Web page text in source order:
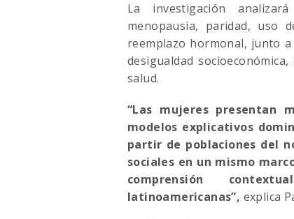
La investigación
menopausia, paridad, uso
reemplazo hormonal, junto
desigualdad
salud.
“Las mujeres presentan
modelos explicativos
partir de poblaciones del
sociales en un mismo
comprensión
latinoamericanas”, explica